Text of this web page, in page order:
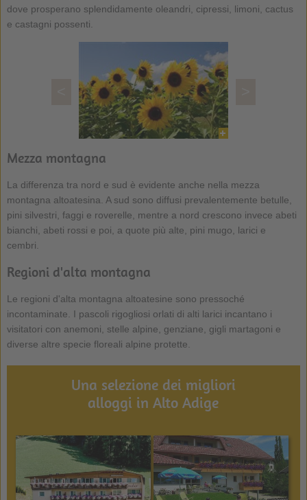
dove prosperano splendidamente oleandri, cipressi, limoni, cactus
e castagni possenti.
Mezza montagna
La differenza tra nord e sud è evidente anche nella mezza
montagna altoatesina. A sud sono diffusi prevalentemente betulle,
pini silvestri, faggi e roverelle, mentre a nord crescono invece abeti
bianchi, abeti rossi e poi, a quote più alte, pini mugo, larici e
cembri.
Regioni d'alta montagna
Le regioni d'alta montagna altoatesine sono pressoché
incontaminate. I pascoli rigogliosi orlati di alti larici incantano i
visitatori con anemoni, stelle alpine, genziane, gigli martagoni e
diverse altre specie floreali alpine protette.
Una selezione dei migliori
alloggi in Alto Adige